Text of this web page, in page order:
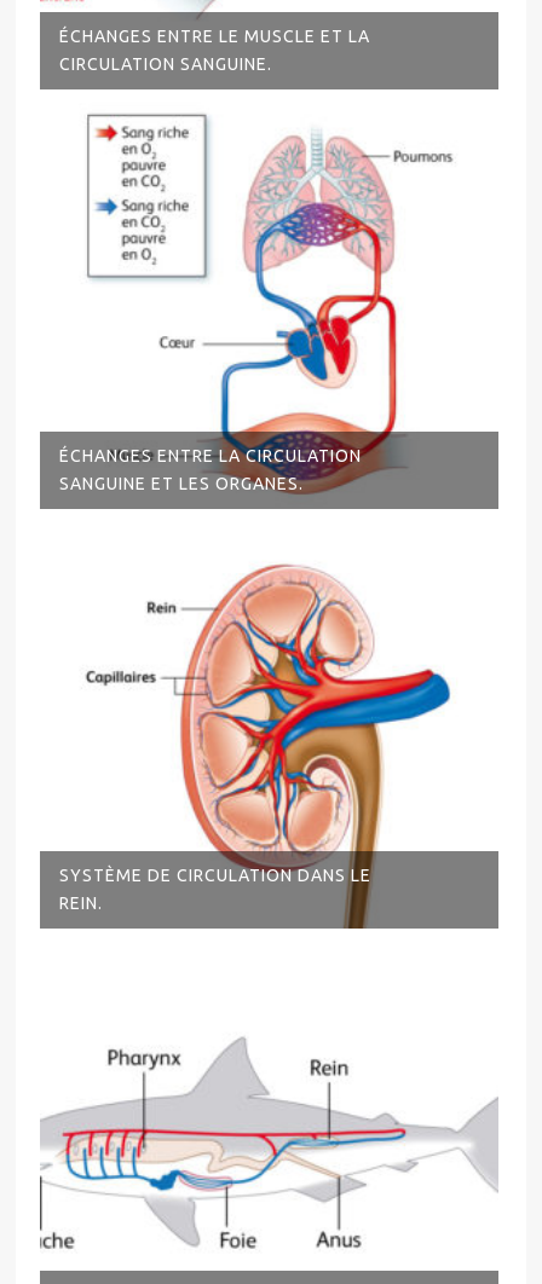
ÉCHANGES ENTRE LE MUSCLE ET LA
CIRCULATION SANGUINE.
ÉCHANGES ENTRE LA CIRCULATION
SANGUINE ET LES ORGANES.
SYSTÈME DE CIRCULATION DANS LE
REIN.